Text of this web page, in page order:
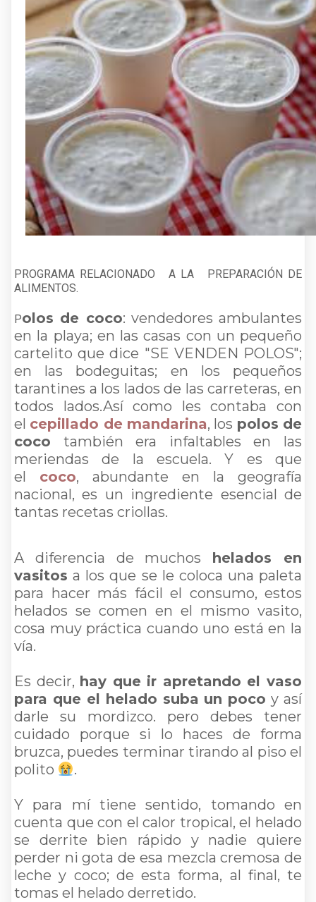
PROGRAMA RELACIONADO A LA PREPARACIÓN DE
ALIMENTOS.
Polos de coco: vendedores ambulantes
en la playa; en las casas con un pequeño
cartelito que dice "SE VENDEN POLOS";
en las bodeguitas; en los pequeños
tarantines a los lados de las carreteras, en
todos lados.Así como les contaba con
el cepillado de mandarina, los polos de
coco también era infaltables en las
meriendas de la escuela.Y es que
el coco, abundante en la geografía
nacional, es un ingrediente esencial de
tantas recetas criollas.
A diferencia de muchos helados en
vasitos a los que se le coloca una paleta
para hacer más fácil el consumo, estos
helados se comen en el mismo vasito,
cosa muy práctica cuando uno está en la
vía.
Es decir, hay que ir apretando el vaso
para que el helado suba un poco y así
darle su mordizco. pero debes tener
cuidado porque si lo haces de forma
bruzca, puedes terminar tirando al piso el
polito
.
Y para mí tiene sentido, tomando en
cuenta que con el calor tropical, el helado
se derrite bien rápido y nadie quiere
perder ni gota de esa mezcla cremosa de
leche y coco; de esta forma, al final, te
tomas el helado derretido.